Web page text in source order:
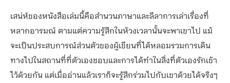
เสน่ห์ของหนังสือเล่มนี้คือสำนวนภาษาและลีลาการเล่าเรื่องที่
หลากอารมณ์ ตามแต่ความรู้สึกในห้วงเวลานั้นจะพาเขาไป แม้
จะเป็นประสบการณ์ส่วนตัวของผู้เขียนที่ได้หลอมรวมการเดิน
ทางไปในสถานที่ที่ตัวเองชอบและการได้ทำในสิ่งที่ตัวเองรักเข้า
ไว้ด้วยกัน แต่เมื่ออ่านแล้วเราก็จะรู้สึกร่วมไปกับเขาด้วยได้จริงๆ